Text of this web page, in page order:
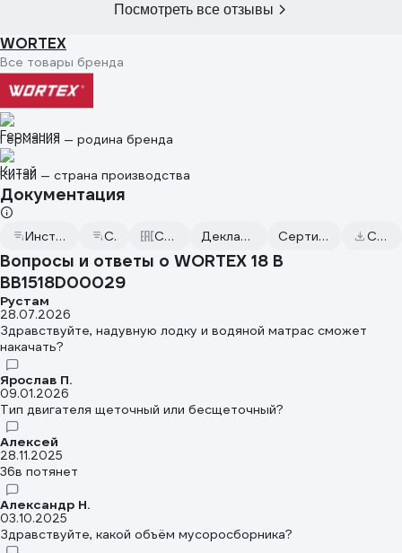
Посмотреть все отзывы
WORTEX
Все товары бренда
Германия — родина бренда
Китай — страна производства
Документация
Инструкция к WORTEX 18 В BB1518D00029 Сертификат дилера Сертификаты соответствия Декларация о соответствии от 2024.06.13 Сертификат соответствия от 2022.05.12 Скачать всю документацию
Вопросы и ответы о WORTEX 18 В
BB1518D00029
Рустам
28.07.2026
Здравствуйте, надувную лодку и водяной матрас сможет
накачать?
Ярослав П.
09.01.2026
Тип двигателя щеточный или бесщеточный?
Алексей
28.11.2025
36в потянет
Александр Н.
03.10.2025
Здравствуйте, какой объём мусоросборника?